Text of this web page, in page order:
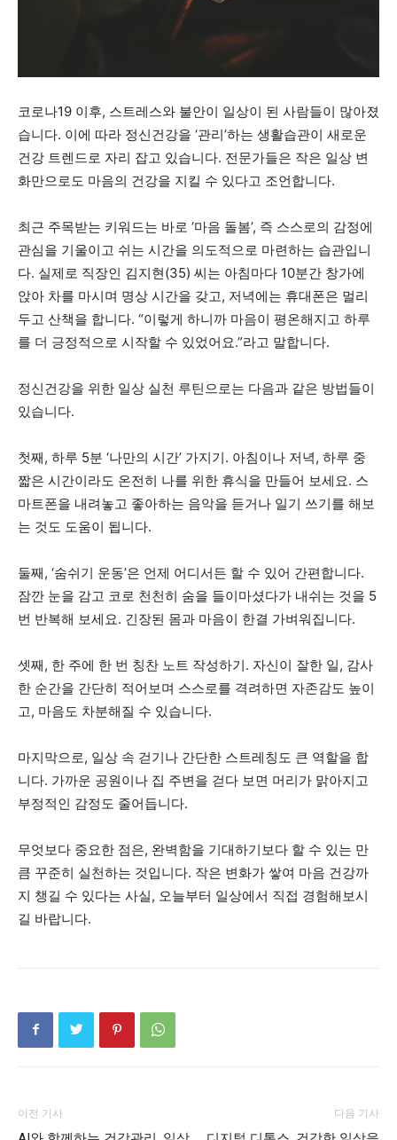
코로나19 이후, 스트레스와 불안이 일상이 된 사람들이 많아졌
습니다. 이에 따라 정신건강을 ‘관리’하는 생활습관이 새로운
건강 트렌드로 자리 잡고 있습니다. 전문가들은 작은 일상 변
화만으로도 마음의 건강을 지킬 수 있다고 조언합니다.
최근 주목받는 키워드는 바로 ‘마음 돌봄’, 즉 스스로의 감정에
관심을 기울이고 쉬는 시간을 의도적으로 마련하는 습관입니
다. 실제로 직장인 김지현(35) 씨는 아침마다 10분간 창가에
앉아 차를 마시며 명상 시간을 갖고, 저녁에는 휴대폰은 멀리
두고 산책을 합니다. “이렇게 하니까 마음이 평온해지고 하루
를 더 긍정적으로 시작할 수 있었어요.”라고 말합니다.
정신건강을 위한 일상 실천 루틴으로는 다음과 같은 방법들이
있습니다.
첫째, 하루 5분 ‘나만의 시간’ 가지기. 아침이나 저녁, 하루 중
짧은 시간이라도 온전히 나를 위한 휴식을 만들어 보세요. 스
마트폰을 내려놓고 좋아하는 음악을 듣거나 일기 쓰기를 해보
는 것도 도움이 됩니다.
둘째, ‘숨쉬기 운동’은 언제 어디서든 할 수 있어 간편합니다.
잠깐 눈을 감고 코로 천천히 숨을 들이마셨다가 내쉬는 것을 5
번 반복해 보세요. 긴장된 몸과 마음이 한결 가벼워집니다.
셋째, 한 주에 한 번 칭찬 노트 작성하기. 자신이 잘한 일, 감사
한 순간을 간단히 적어보며 스스로를 격려하면 자존감도 높이
고, 마음도 차분해질 수 있습니다.
마지막으로, 일상 속 걷기나 간단한 스트레칭도 큰 역할을 합
니다. 가까운 공원이나 집 주변을 걷다 보면 머리가 맑아지고
부정적인 감정도 줄어듭니다.
무엇보다 중요한 점은, 완벽함을 기대하기보다 할 수 있는 만
큼 꾸준히 실천하는 것입니다. 작은 변화가 쌓여 마음 건강까
지 챙길 수 있다는 사실, 오늘부터 일상에서 직접 경험해보시
길 바랍니다.
이전 기사 다음 기사